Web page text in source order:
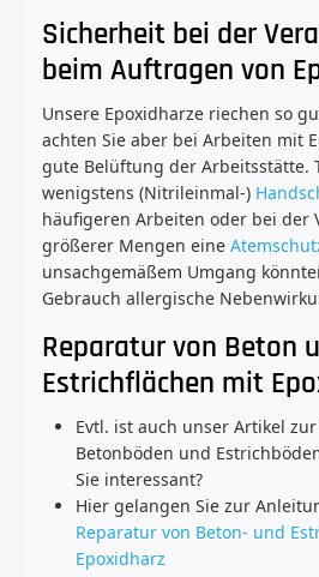
Sicherheit bei der
beim Auftragen von
Unsere Epoxidharze riechen so
achten Sie aber bei Arbeiten mit
gute Belüftung der Arbeitsstätte.
wenigstens (Nitrileinmal-)
häufigeren Arbeiten oder bei der
größerer Mengen eine
unsachgemäßem Umgang
Gebrauch allergische
Reparatur von Beton
Estrichflächen mit
Evtl. ist auch unser Artikel
Betonböden und
Sie interessant?
Hier gelangen Sie zur
Reparatur von Beton- und
Epoxidharz